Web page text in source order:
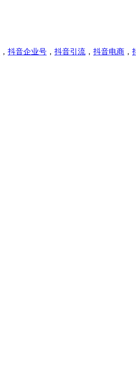
， 抖音企业号 ， 抖音引流 ， 抖音电商 ，